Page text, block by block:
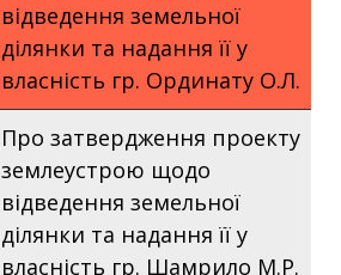
відведення земельної
ділянки та надання її у
власність гр. Ординату О.Л.
Про затвердження проекту
землеустрою щодо
відведення земельної
ділянки та надання її у
власність гр. Шамрило М.Р.